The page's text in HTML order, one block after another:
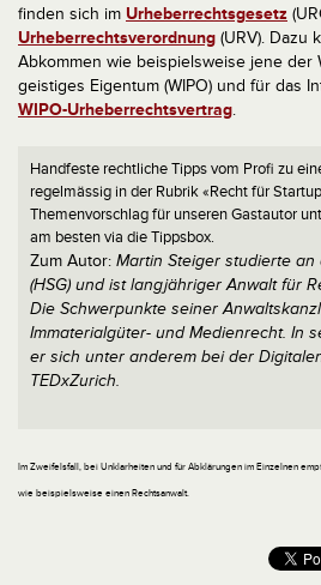
finden sich im Urheberrechtsgesetz
Urheberrechtsverordnung (URV). Dazu
Abkommen wie beispielsweise jene der
geistiges Eigentum (WIPO) und für das
WIPO-Urheberrechtsvertrag.
Handfeste rechtliche Tipps vom Profi zu
regelmässig in der Rubrik «Recht für
Themenvorschlag für unseren Gastautor
am besten via die Tippsbox.
Zum Autor: Martin Steiger studierte an
(HSG) und ist langjähriger Anwalt für
Die Schwerpunkte seiner
Immaterialgüter- und Medienrecht. In
er sich unter anderem bei der
TEDxZurich.
Im Zweifelsfall, bei Unklarheiten und für Abklärungen im Einzelnen
wie beispielsweise einen Rechtsanwalt.